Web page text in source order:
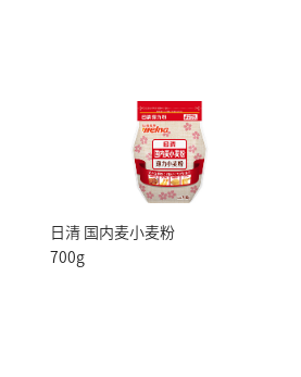
日清 国内麦小麦粉
700g